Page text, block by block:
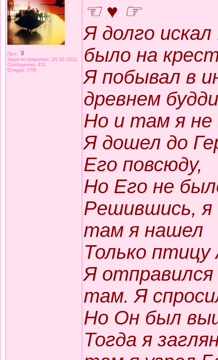
Пол:
Зарегистрирован: 26.10.2011
Сообщения: 431
Откуда: СПб
☜ ♥ ☞
Я долго
было на
Я побывал в
древнем
Но и там я не
Я дошел до
Его повсюду,
Но Его не
Решившись, я
там я нашел
Только птицу
Я
там. Я
Но Он был
Тогда я